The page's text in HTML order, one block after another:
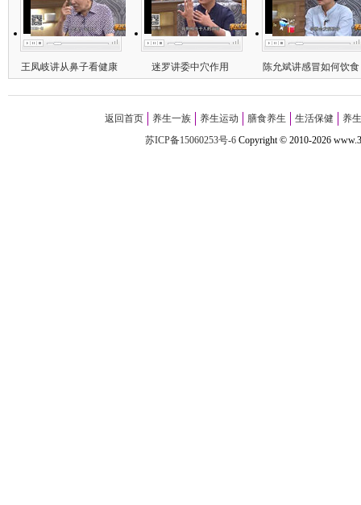
王凤岐讲从鼻子看健康 迷罗讲委中穴作用 陈允斌讲感冒如何饮食
返回首页 养生一族 养生运动 膳食养生 生活保健
养
苏ICP备15060253号-6Copyright©2010-2026